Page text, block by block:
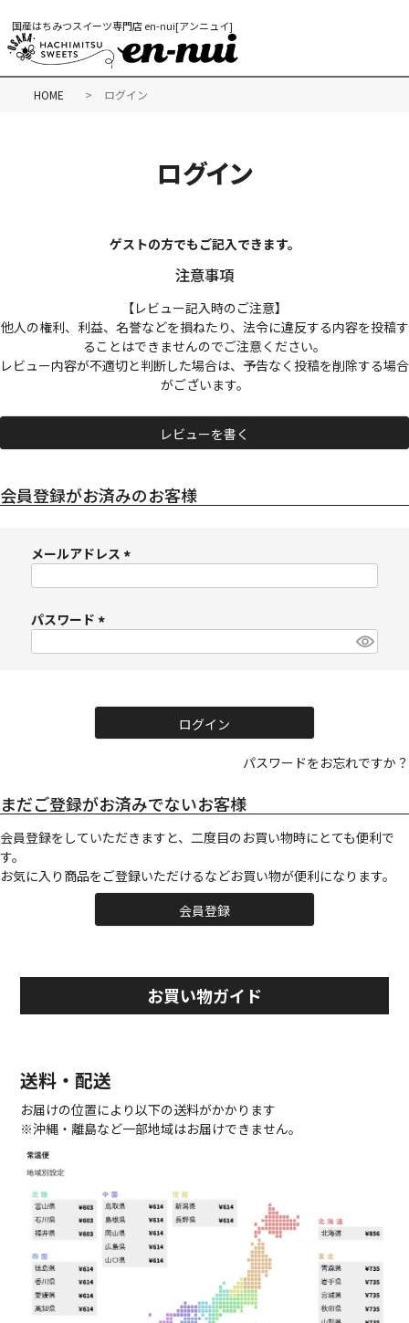
国産はちみつスイーツ専門店 en-nui[アンニュイ]
HOME ログイン
ログイン
ゲストの方でもご記入できます。
注意事項
【レビュー記入時のご注意】
他人の権利、利益、名誉などを損ねたり、法令に違反する内容を投稿す
ることはできませんのでご注意ください。
レビュー内容が不適切と判断した場合は、予告なく投稿を削除する場合
がございます。
レビューを書く
会員登録がお済みのお客様
メールアドレス
)
パスワード
ログイン
パスワードをお忘れですか？
まだご登録がお済みでないお客様
会員登録をしていただきますと、二度目のお買い物時にとても便利で
す。
お気に入り商品をご登録いただけるなどお買い物が便利になります。
会員登録
お買い物ガイド
送料・配送
お届けの位置により以下の送料がかかります
※沖縄・離島など一部地域はお届けできません。